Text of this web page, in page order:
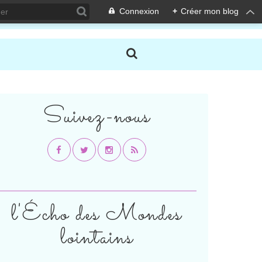
Connexion + Créer mon blog
Suivez-nous
l'Écho des Mondes
lointains